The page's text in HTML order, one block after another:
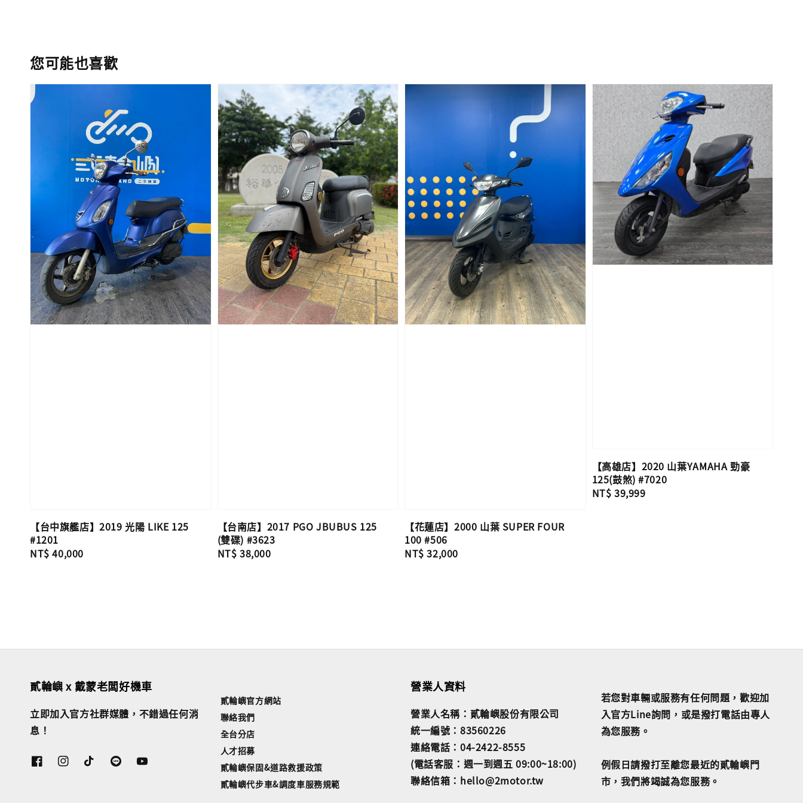
您可能也喜歡
【台中旗艦店】2019 光陽 LIKE 125
#1201
Regular
NT$ 40,000
【台南店】2017 PGO JBUBUS 125
(雙碟) #3623
Regular
NT$ 38,000
【花蓮店】2000 山葉 SUPER FOUR
100 #506
Regular
NT$ 32,000
【高雄店】2020 山葉YAMAHA 勁豪
125(鼓煞) #7020
Regular
NT$ 39,999
貳輪嶼 x 戴蒙老闆好機車
立即加入官方社群媒體，不錯過任何消
息！
貳輪嶼官方網站
聯絡我們
全台分店
人才招募
貳輪嶼保固&道路救援政策
貳輪嶼代步車&調度車服務規範
營業人資料
營業人名稱：貳輪嶼股份有限公司
統一編號：83560226
連絡電話：04-2422-8555
(電話客服：週一到週五 09:00~18:00)
聯絡信箱：hello@2motor.tw
若您對車輛或服務有任何問題，歡迎加
入官方Line詢問，或是撥打電話由專人
為您服務。
例假日請撥打至離您最近的貳輪嶼門
市，我們將竭誠為您服務。